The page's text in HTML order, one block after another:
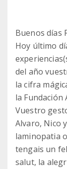
Buenos días
Hoy último
del año
la cifra
la Fundación
Vuestro
Alvaro, Nico
laminopatia
tengais un
salut, la